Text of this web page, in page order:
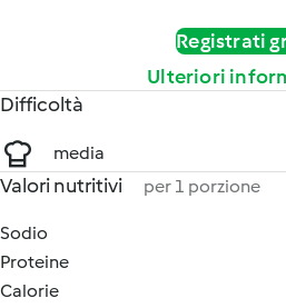
Registrati
Ulteriori
Difficoltà
media
Valori nutritivi per 1 porzione
Sodio
Proteine
Calorie